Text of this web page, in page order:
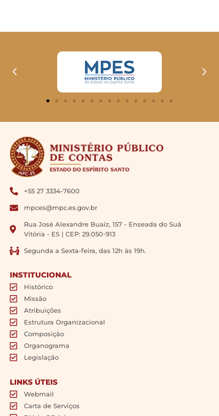
+55 27 3334-7600
mpces@mpc.es.gov.br
Rua José Alexandre Buaiz, 157 - Enseada do Suá
Vitória - ES | CEP: 29.050-913
Segunda a Sexta-feira, das 12h às 19h.
INSTITUCIONAL
Histórico
Missão
Atribuições
Estrutura Organizacional
Composição
Organograma
Legislação
LINKS ÚTEIS
Webmail
Carta de Serviços